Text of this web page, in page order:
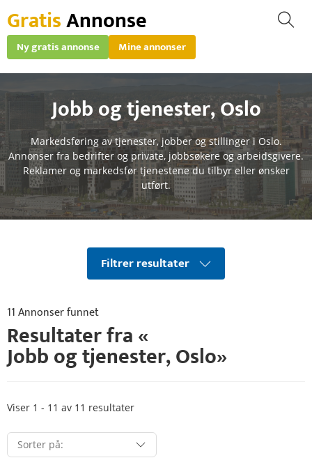
GratisAnnonse
Ny gratis annonse Mine annonser
Jobb og tjenester,Oslo
Markedsføring av tjenester, jobber og stillinger i Oslo.
Annonser fra bedrifter og private, jobbsøkere og arbeidsgivere.
Reklamer og markedsfør tjenestene du tilbyr eller ønsker
utført.
Filtrer resultater
11 Annonser funnet
Resultater fra «
Jobb og tjenester,Oslo»
Viser 1 - 11 av 11 resultater